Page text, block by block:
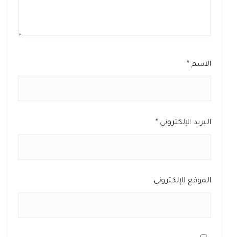
الاسم *
البريد الإلكتروني *
الموقع الإلكتروني